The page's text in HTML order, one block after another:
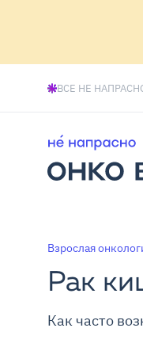
ВСЕ НЕ
Взрослая
Рак
Как часто